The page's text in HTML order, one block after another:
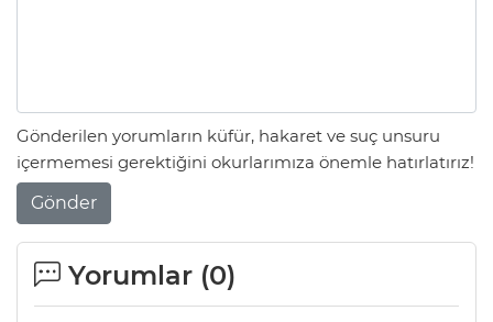
Gönderilen yorumların küfür, hakaret ve suç unsuru
içermemesi gerektiğini okurlarımıza önemle hatırlatırız!
Gönder
Yorumlar (0)